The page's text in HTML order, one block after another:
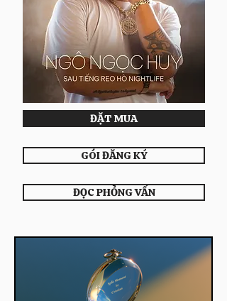
ĐẶT MUA
GÓI ĐĂNG KÝ
ĐỌC PHỎNG VẤN